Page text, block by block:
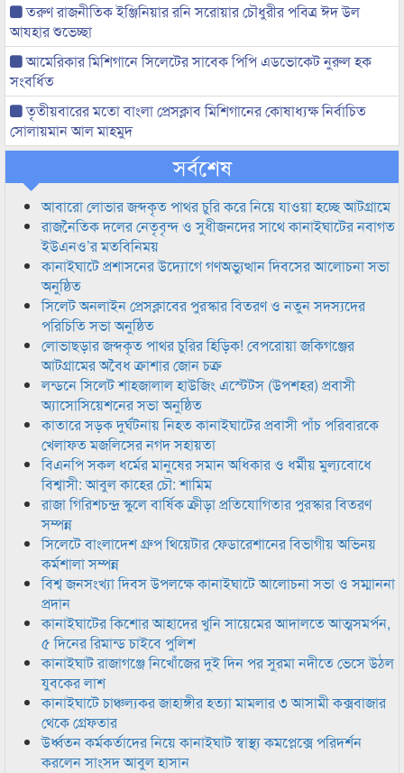
তরুণ রাজনীতিক ইঞ্জিনিয়ার রনি সরোয়ার চৌধুরীর পবিত্র ঈদ উল
আযহার শুভেচ্ছা
আমেরিকার মিশিগানে সিলেটের সাবেক পিপি এডভোকেট নুরুল হক
সংবর্ধিত
তৃতীয়বারের মতো বাংলা প্রেসক্লাব মিশিগানের কোষাধ্যক্ষ নির্বাচিত
সোলায়মান আল মাহমুদ
সর্বশেষ
আবারো লোভার জব্দকৃত পাথর চুরি করে নিয়ে যাওয়া হচ্ছে আটগ্রামে
রাজনৈতিক দলের নেতৃবৃন্দ ও সুধীজনদের সাথে কানাইঘাটের নবাগত
ইউএনও’র মতবিনিময়
কানাইঘাটে প্রশাসনের উদ্যোগে গণঅভ্যুত্থান দিবসের আলোচনা সভা
অনুষ্ঠিত
সিলেট অনলাইন প্রেসক্লাবের পুরস্কার বিতরণ ও নতুন সদস্যদের
পরিচিতি সভা অনুষ্ঠিত
লোভাছড়ার জব্দকৃত পাথর চুরির হিড়িক! বেপরোয়া জকিগঞ্জের
আটগ্রামের অবৈধ ক্রাশার জোন চক্র
লন্ডনে সিলেট শাহজালাল হাউজিং এস্টেটস (উপশহর) প্রবাসী
অ্যাসোসিয়েশনের সভা অনুষ্ঠিত
কাতারে সড়ক দুর্ঘটনায় নিহত কানাইঘাটের প্রবাসী পাঁচ পরিবারকে
খেলাফত মজলিসের নগদ সহায়তা
বিএনপি সকল ধর্মের মানুষের সমান অধিকার ও ধর্মীয় মুল্যবোধে
বিশ্বাসী: আবুল কাহের চৌ: শামিম
রাজা গিরিশচন্দ্র স্কুলে বার্ষিক ক্রীড়া প্রতিযোগিতার পুরস্কার বিতরণ
সম্পন্ন
সিলেটে বাংলাদেশ গ্রুপ থিয়েটার ফেডারেশানের বিভাগীয় অভিনয়
কর্মশালা সম্পন্ন
বিশ্ব জনসংখ্যা দিবস উপলক্ষে কানাইঘাটে আলোচনা সভা ও সম্মাননা
প্রদান
কানাইঘাটের কিশোর আহাদের খুনি সায়েমের আদালতে আত্মসমর্পন,
৫ দিনের রিমান্ড চাইবে পুলিশ
কানাইঘাট রাজাগঞ্জে নিখোঁজের দুই দিন পর সুরমা নদীতে ভেসে উঠল
যুবকের লাশ
কানাইঘাটে চাঞ্চল্যকর জাহাঙ্গীর হত্যা মামলার ৩ আসামী কক্সবাজার
থেকে গ্রেফতার
উর্ধ্বতন কর্মকর্তাদের নিয়ে কানাইঘাট স্বাস্থ্য কমপ্লেক্সে পরিদর্শন
করলেন সাংসদ আবুল হাসান